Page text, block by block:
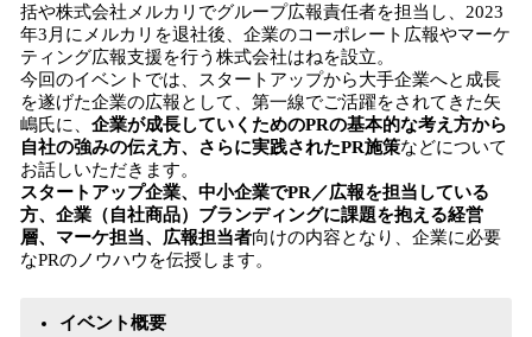
括や株式会社メルカリでグループ広報責任者を担当し、2023
年3月にメルカリを退社後、企業のコーポレート広報やマーケ
ティング広報支援を行う株式会社はねを設立。
今回のイベントでは、スタートアップから大手企業へと成長
を遂げた企業の広報として、第一線でご活躍をされてきた矢
嶋氏に、 企業が成長していくためのPRの基本的な考え方から
自社の強みの伝え方、さらに実践されたPR施策などについて
お話しいただきます。
スタートアップ企業、中小企業でPR／広報を担当している
方、企業（自社商品）ブランディングに課題を抱える経営
層、マーケ担当、広報担当者向けの内容となり、企業に必要
なPRのノウハウを伝授します。
イベント概要